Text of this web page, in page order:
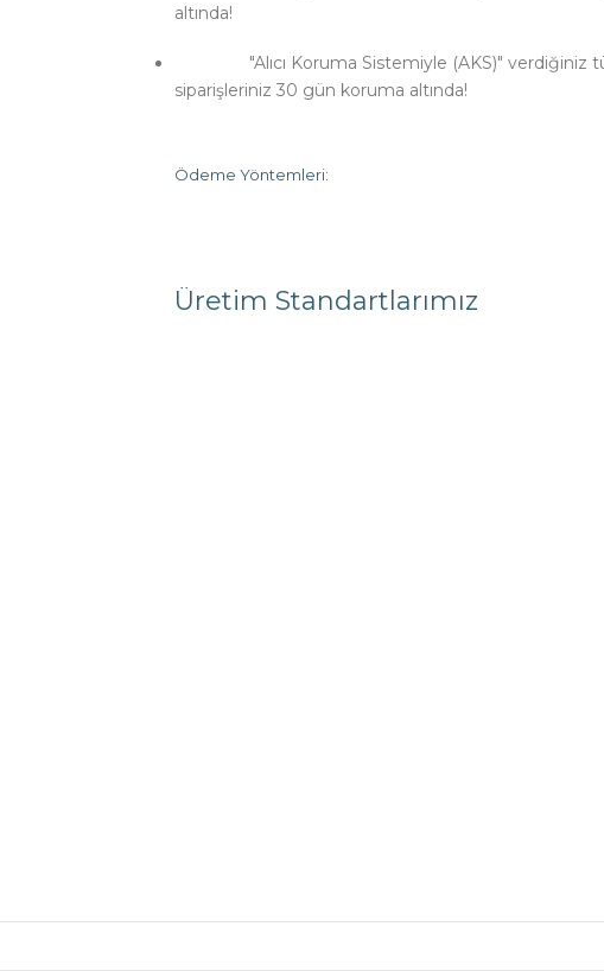
altında!
"Alıcı Koruma Sistemiyle (AKS)" verdiğiniz
siparişleriniz 30 gün koruma altında!
Ödeme Yöntemleri:
Üretim Standartlarımız